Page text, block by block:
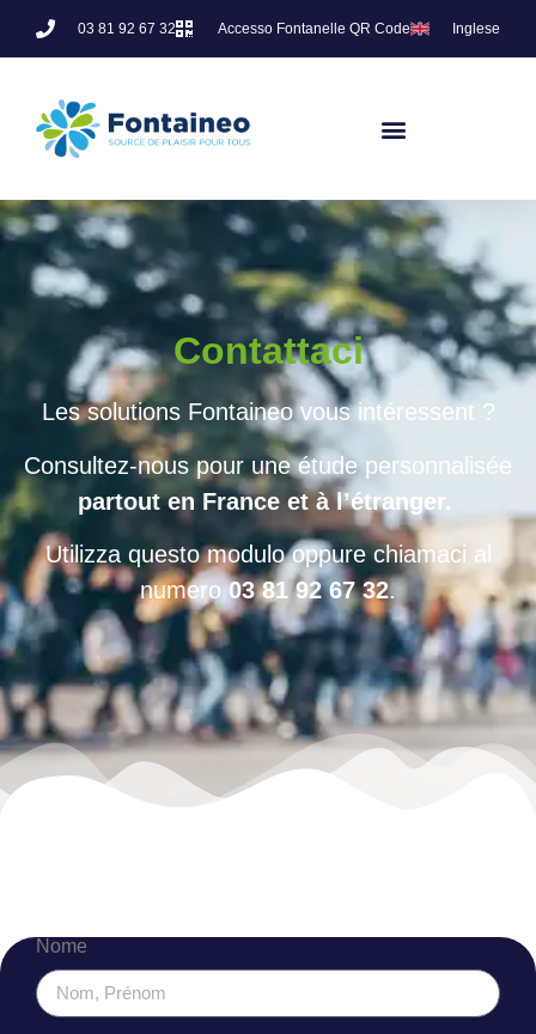
03 81 92 67 32 Accesso Fontanelle QR Code Inglese
Contattaci
Les solutions Fontaineo vous intéressent ?
Consultez-nous pour une étude personnalisée
partout en France et à l’étranger.
Utilizza questo modulo oppure chiamaci al
numero03 81 92 67 32.
Nome